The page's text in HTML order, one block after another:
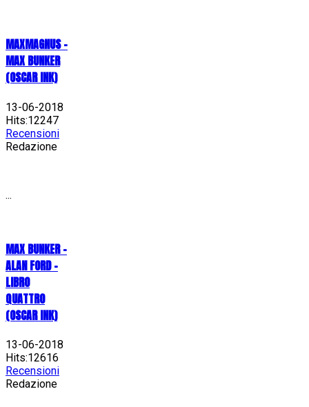
MAXMAGNUS –
MAX BUNKER
(OSCAR INK)
13-06-2018
Hits:12247
Recensioni
Redazione
...
MAX BUNKER –
ALAN FORD –
LIBRO
QUATTRO
(OSCAR INK)
13-06-2018
Hits:12616
Recensioni
Redazione